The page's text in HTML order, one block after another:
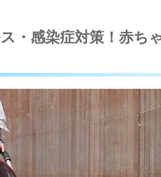
・感染症対策！赤ち